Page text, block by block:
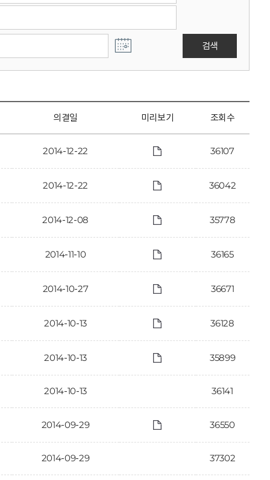
검색
의결일 미리보기 조회수
2014-12-22 36107
2014-12-22 36042
2014-12-08 35778
2014-11-10 36165
2014-10-27 36671
2014-10-13 36128
2014-10-13 35899
2014-10-13 36141
2014-09-29 36550
2014-09-29 37302